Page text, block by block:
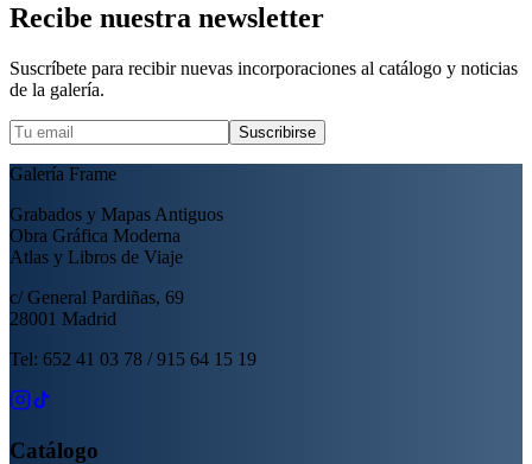
Recibe nuestra newsletter
Suscríbete para recibir nuevas incorporaciones al catálogo y noticias
de la galería.
Suscribirse
Galería Frame
Grabados y Mapas Antiguos
Obra Gráfica Moderna
Atlas y Libros de Viaje
c/ General Pardiñas, 69
28001 Madrid
Tel: 652 41 03 78 / 915 64 15 19
Catálogo